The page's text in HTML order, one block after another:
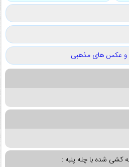
و عکس های مذهبی
کشی شده با چله پنبه :